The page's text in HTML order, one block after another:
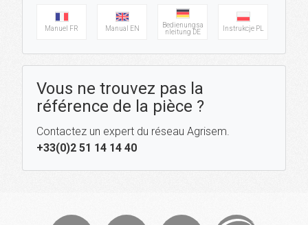
Manuel FR Manual EN
Bedienungsa
nleitung DE
Instrukcje PL
Vous ne trouvez pas la
référence de la pièce ?
Contactez un expert du réseau Agrisem.
+33(0)2 51 14 14 40